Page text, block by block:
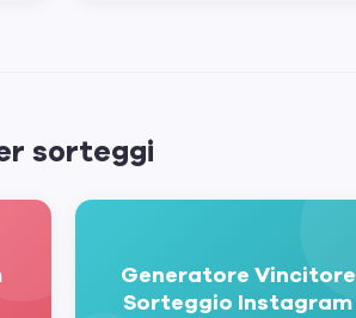
sorteggi
Generatore Vincitore
Sorteggio Instagram